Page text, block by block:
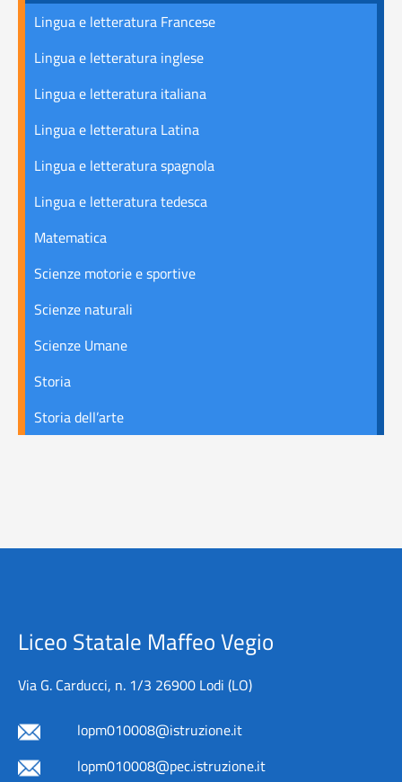
Lingua e letteratura Francese
Lingua e letteratura inglese
Lingua e letteratura italiana
Lingua e letteratura Latina
Lingua e letteratura spagnola
Lingua e letteratura tedesca
Matematica
Scienze motorie e sportive
Scienze naturali
Scienze Umane
Storia
Storia dell’arte
Liceo Statale Maffeo Vegio
Via G. Carducci, n. 1/3 26900 Lodi (LO)
lopm010008@istruzione.it
lopm010008@pec.istruzione.it